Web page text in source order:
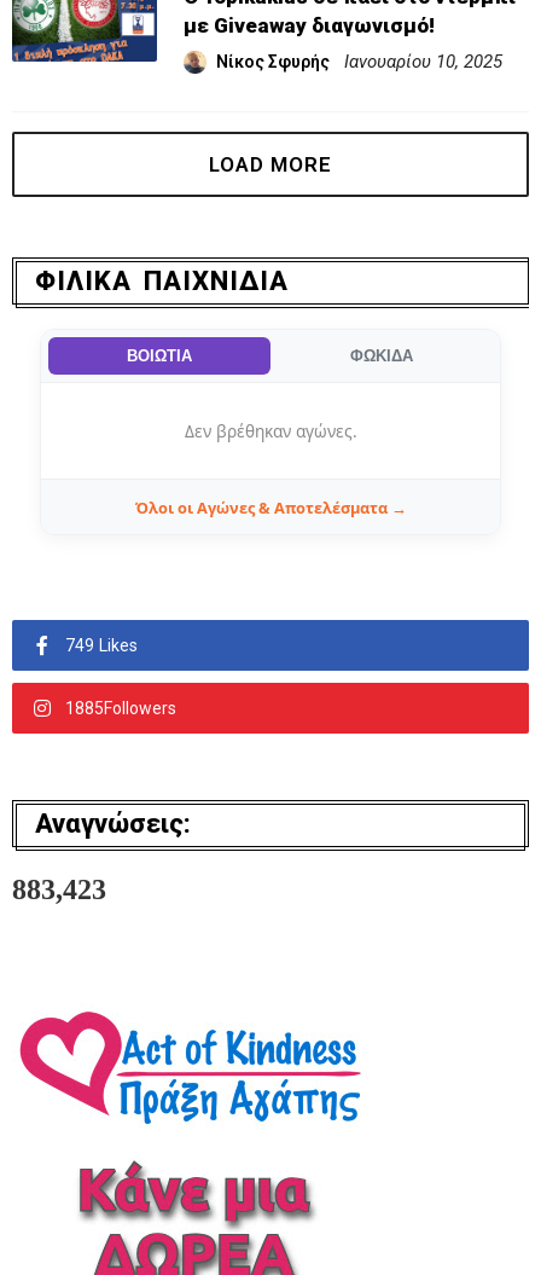
με Giveaway διαγωνισμό!
Νίκος Σφυρής Ιανουαρίου 10, 2025
ΦΙΛΙΚΑ ΠΑΙΧΝΙΔΙΑ
ΒΟΙΩΤΙΑ ΦΩΚΙΔΑ
Δεν βρέθηκαν αγώνες.
Όλοι οι Αγώνες & Αποτελέσματα →
749 Likes
1885Followers
Αναγνώσεις:
883,423